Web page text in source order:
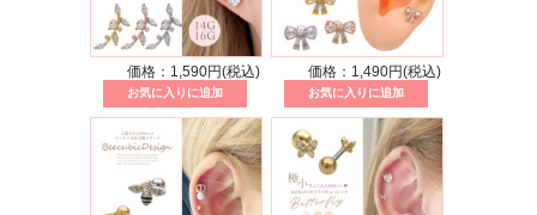
価格：1,590円(税込) 価格：1,490円(税込)